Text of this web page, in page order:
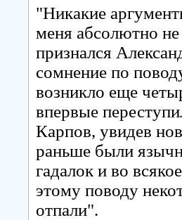
"Никакие
меня абсолютно
признался
сомнение по
возникло еще
впервые
Карпов, увидев
раньше были
гадалок и во
этому поводу
отпали".